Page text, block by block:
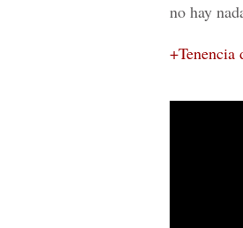
no hay
+Tenencia